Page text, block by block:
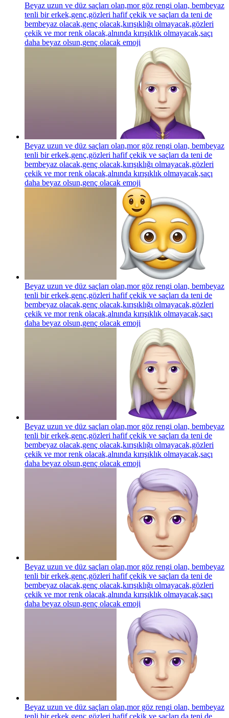
Beyaz uzun ve düz saçları olan,mor göz rengi olan, bembeyaz
tenli bir erkek,genç,gözleri hafif çekik ve saçları da teni de
bembeyaz olacak,genç olacak,kırışıklığı olmayacak,gözleri
çekik ve mor renk olacak,alnında kırışıklık olmayacak,saçı
daha beyaz olsun,genç olacak emoji
Beyaz uzun ve düz saçları olan,mor göz rengi olan, bembeyaz
tenli bir erkek,genç,gözleri hafif çekik ve saçları da teni de
bembeyaz olacak,genç olacak,kırışıklığı olmayacak,gözleri
çekik ve mor renk olacak,alnında kırışıklık olmayacak,saçı
daha beyaz olsun,genç olacak emoji
Beyaz uzun ve düz saçları olan,mor göz rengi olan, bembeyaz
tenli bir erkek,genç,gözleri hafif çekik ve saçları da teni de
bembeyaz olacak,genç olacak,kırışıklığı olmayacak,gözleri
çekik ve mor renk olacak,alnında kırışıklık olmayacak,saçı
daha beyaz olsun,genç olacak emoji
Beyaz uzun ve düz saçları olan,mor göz rengi olan, bembeyaz
tenli bir erkek,genç,gözleri hafif çekik ve saçları da teni de
bembeyaz olacak,genç olacak,kırışıklığı olmayacak,gözleri
çekik ve mor renk olacak,alnında kırışıklık olmayacak,saçı
daha beyaz olsun,genç olacak emoji
Beyaz uzun ve düz saçları olan,mor göz rengi olan, bembeyaz
tenli bir erkek,genç,gözleri hafif çekik ve saçları da teni de
bembeyaz olacak,genç olacak,kırışıklığı olmayacak,gözleri
çekik ve mor renk olacak,alnında kırışıklık olmayacak,saçı
daha beyaz olsun,genç olacak emoji
Beyaz uzun ve düz saçları olan,mor göz rengi olan, bembeyaz
tenli bir erkek,genç,gözleri hafif çekik ve saçları da teni de